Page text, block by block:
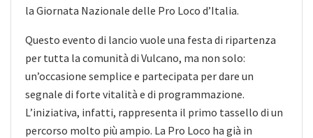
la Giornata Nazionale delle Pro Loco d’Italia.
Questo evento di lancio vuole una festa di ripartenza
per tutta la comunità di Vulcano, ma non solo:
un’occasione semplice e partecipata per dare un
segnale di forte vitalità e di programmazione.
L’iniziativa, infatti, rappresenta il primo tassello di un
percorso molto più ampio. La Pro Loco ha già in